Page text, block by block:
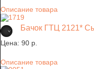
Описание товара
Бачок ГТЦ 2121*
Цена: 90 p.
Описание товара